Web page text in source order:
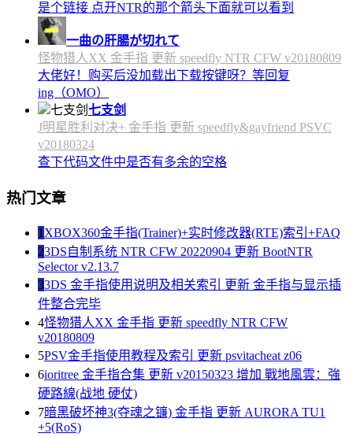
是个链接 点开NTR的那个箭头下面就可以看到
一曲の肝腸が切れて
怪物猎人XX 金手指 更新 speedfly NTR CFW v20180809
大佬好！购买后没加载出下载按键呀？等回复
ing（OMO）
七支剑
J明星胜利对决+ 金手指 更新 speedfly&gayfriend PSVC
v20180324
查下代码文件中是否有多余的空格
热门文章
1 XBOX360金手指(Trainer)+实时修改器(RTE)索引+FAQ
23DS自制系统 NTR CFW 20220904 更新 BootNTR
Selector v2.13.7
33DS 金手指使用说明及相关索引 更新 金手指与显示插
件整合完毕
4怪物猎人XX 金手指 更新 speedfly NTR CFW
v20180809
5PSV金手指使用教程及索引 更新 psvitacheat z06
6ioritree 金手指合集 更新 v20150323 增加 戰地風雲：強
硬路線(战地 硬仗)
7暗黑破坏神3(夺魂之镰) 金手指 更新 AURORA TU1
+5(RoS)